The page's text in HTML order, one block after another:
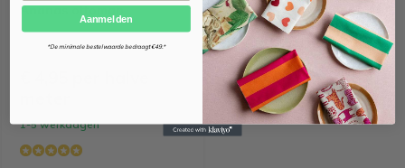
Ananas ottoman
1-5 werkdagen
Aanmelden
*De minimale bestelwaarde bedraagt €49.*